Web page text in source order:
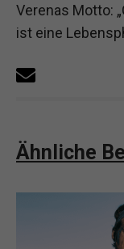
Verenas Motto:
ist eine
Ähnliche